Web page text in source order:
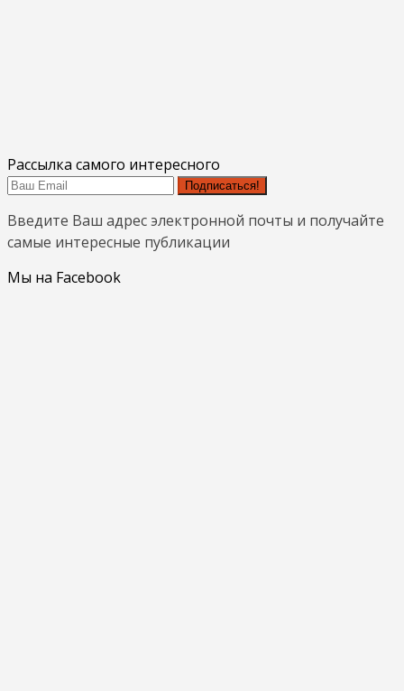
Рассылка самого интересного
Подписаться!
Введите Ваш адрес электронной почты и получайте
самые интересные публикации
Мы на Facebook